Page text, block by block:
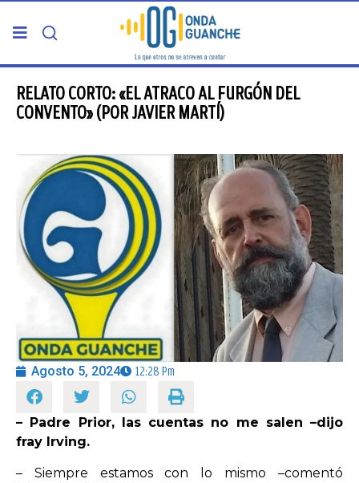
PORTADA
GRAN CANARIA
CANARIAS
5ª COLUMNA
CARTAS DEL DIRECTOR
ENTREVISTAS
OPINIÓN
PROGRAMAS
RELATO CORTO: «EL ATRACO AL FURGÓN DEL
CONVENTO» (POR JAVIER MARTÍ)
Agosto 5, 2024 12:28 Pm
– Padre Prior, las cuentas no me salen –dijo
fray Irving.
– Siempre estamos con lo mismo –comentó